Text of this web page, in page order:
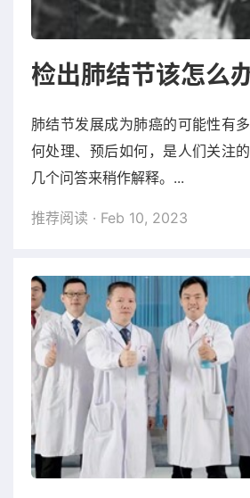
检出肺结节该怎么办
肺结节发展成为肺癌的可能性有
何处理、预后如何，是人们关注
几个问答来稍作解释。...
推荐阅读 · Feb 10, 2023